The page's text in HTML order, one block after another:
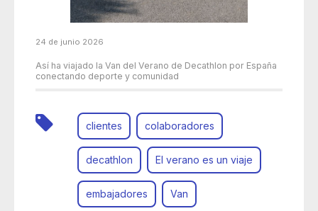
24 de junio 2026
Así ha viajado la Van del Verano de Decathlon por España
conectando deporte y comunidad
clientes colaboradores
decathlon El verano es un viaje
embajadores Van